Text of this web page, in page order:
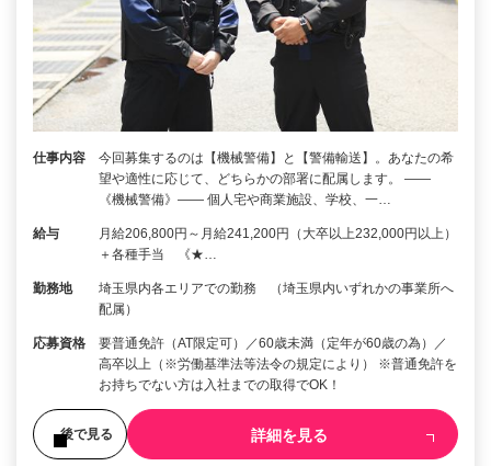
仕事内容
今回募集するのは【機械警備】と【警備輸送】。あなたの希
望や適性に応じて、どちらかの部署に配属します。 ――
《機械警備》―― 個人宅や商業施設、学校、一…
給与
月給206,800円～月給241,200円（大卒以上232,000円以上）
＋各種手当 《★…
勤務地
埼玉県内各エリアでの勤務 （埼玉県内いずれかの事業所へ
配属）
応募資格
要普通免許（AT限定可）／60歳未満（定年が60歳の為）／
高卒以上（※労働基準法等法令の規定により） ※普通免許を
お持ちでない方は入社までの取得でOK！
後で見る 詳細を見る